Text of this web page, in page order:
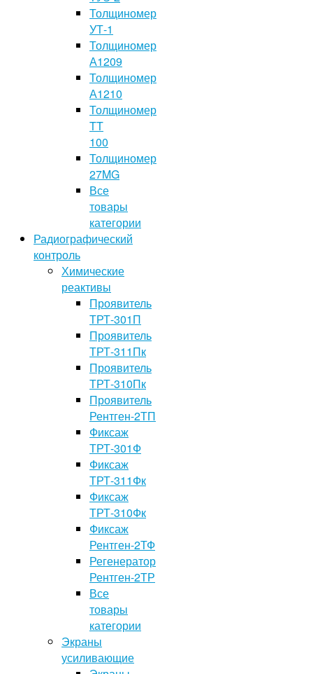
Толщиномер
УТ-1
Толщиномер
А1209
Толщиномер
А1210
Толщиномер
TT
100
Толщиномер
27MG
Все
товары
категории
Радиографический
контроль
Химические
реактивы
Проявитель
ТРТ-301П
Проявитель
ТРТ-311Пк
Проявитель
ТРТ-310Пк
Проявитель
Рентген-2ТП
Фиксаж
ТРТ-301Ф
Фиксаж
ТРТ-311Фк
Фиксаж
ТРТ-310Фк
Фиксаж
Рентген-2ТФ
Регенератор
Рентген-2ТР
Все
товары
категории
Экраны
усиливающие